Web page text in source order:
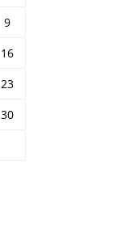
9
16
23
30